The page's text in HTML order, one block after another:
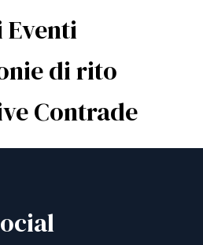
Eventi
di rito
Contrade